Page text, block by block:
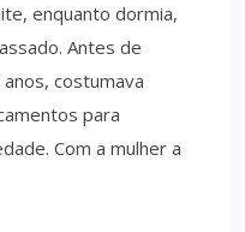
enquanto dormia,
Antes de
costumava
para
Com a mulher a